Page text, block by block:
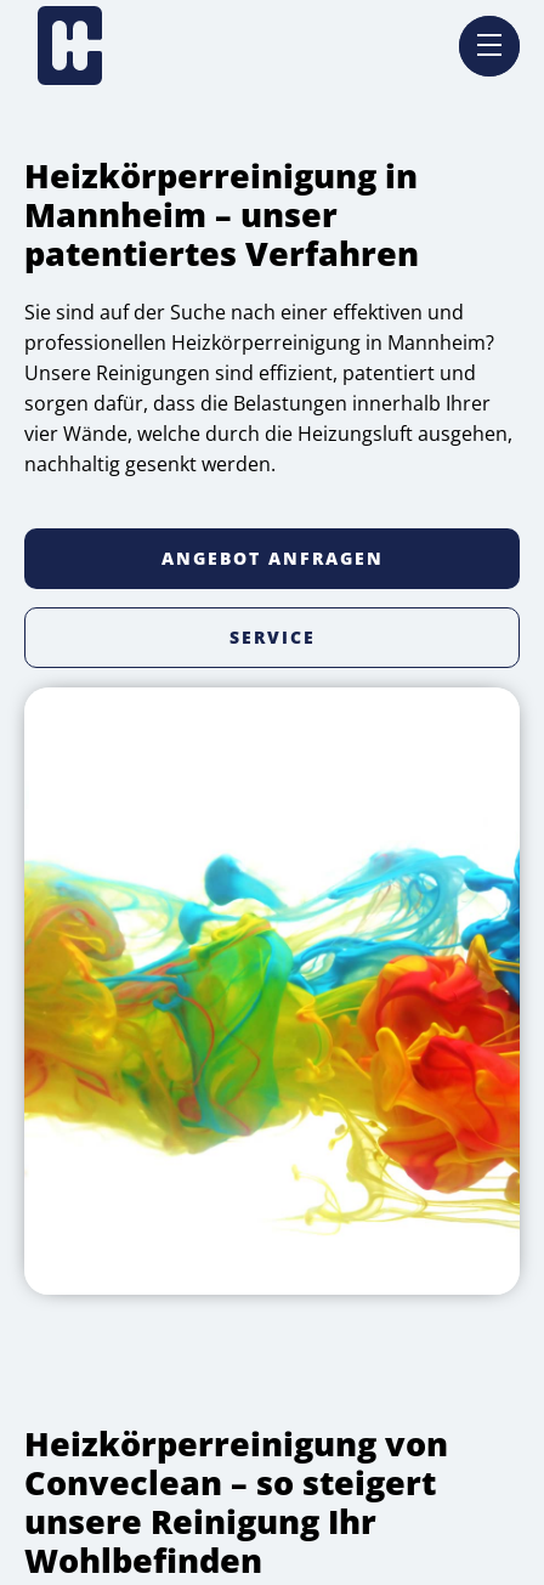
Heizkörperreinigung in
Mannheim – unser
patentiertes Verfahren
Sie sind auf der Suche nach einer effektiven und
professionellen Heizkörperreinigung in Mannheim?
Unsere Reinigungen sind effizient, patentiert und
sorgen dafür, dass die Belastungen innerhalb Ihrer
vier Wände, welche durch die Heizungsluft ausgehen,
nachhaltig gesenkt werden.
ANGEBOT ANFRAGEN
SERVICE
Heizkörperreinigung von
Conveclean – so steigert
unsere Reinigung Ihr
Wohlbefinden